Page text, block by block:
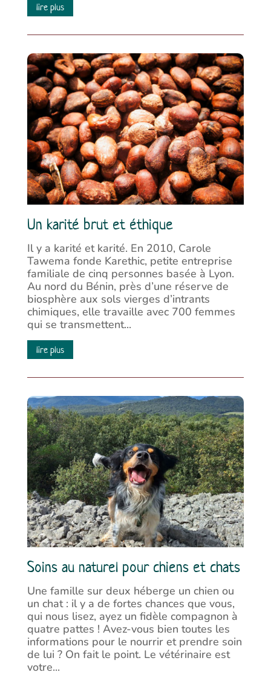
lire plus
Un karité brut et éthique
Il y a karité et karité. En 2010, Carole
Tawema fonde Karethic, petite entreprise
familiale de cinq personnes basée à Lyon.
Au nord du Bénin, près d’une réserve de
biosphère aux sols vierges d’intrants
chimiques, elle travaille avec 700 femmes
qui se transmettent...
lire plus
Soins au naturel pour chiens et chats
Une famille sur deux héberge un chien ou
un chat : il y a de fortes chances que vous,
qui nous lisez, ayez un fidèle compagnon à
quatre pattes ! Avez-vous bien toutes les
informations pour le nourrir et prendre soin
de lui ? On fait le point. Le vétérinaire est
votre...